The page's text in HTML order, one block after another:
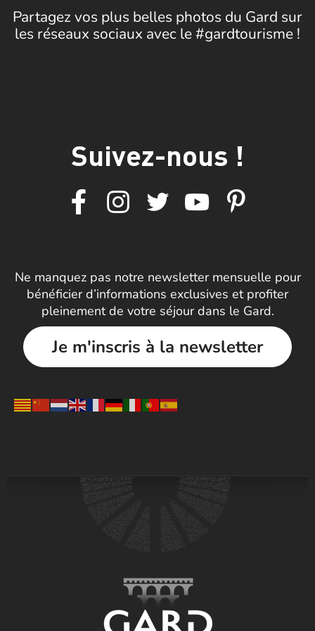
Partagez vos plus belles photos du Gard sur
les réseaux sociaux avec le #gardtourisme !
Suivez-nous !
Ne manquez pas notre newsletter mensuelle pour
bénéficier d’informations exclusives et profiter
pleinement de votre séjour dans le Gard.
Je m'inscris à la newsletter